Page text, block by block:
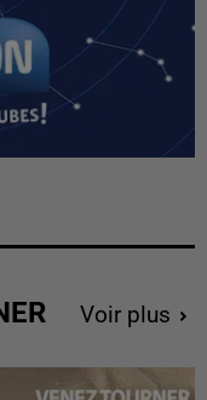
Voir plus